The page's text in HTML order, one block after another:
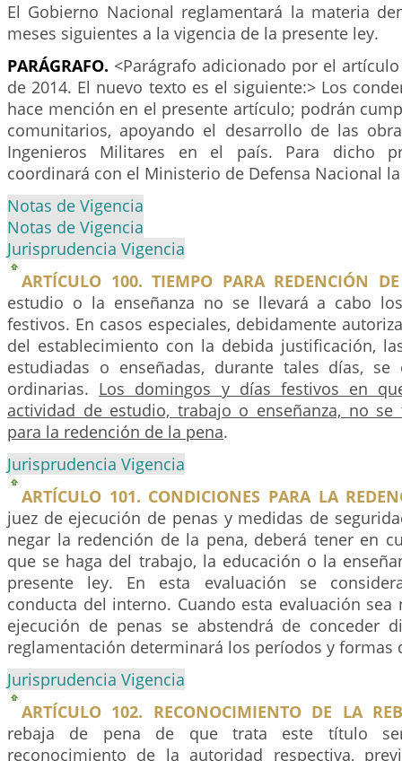
El Gobierno Nacional reglamentará la materia
meses siguientes a la vigencia de la presente ley.
PARÁGRAFO. <Parágrafo adicionado por el
de 2014. El nuevo texto es el siguiente:> Los
hace mención en el presente artículo; podrán
comunitarios, apoyando el desarrollo de las
Ingenieros Militares en el país. Para dicho
coordinará con el Ministerio de Defensa Nacional
Notas de Vigencia
Notas de Vigencia
Jurisprudencia Vigencia
ARTÍCULO 100. TIEMPO PARA REDENCIÓN
estudio o la enseñanza no se llevará a cabo
festivos. En casos especiales, debidamente
del establecimiento con la debida justificación,
estudiadas o enseñadas, durante tales días, se
ordinarias. Los domingos y días festivos en
actividad de estudio, trabajo o enseñanza, no
para la redención de la pena.
Jurisprudencia Vigencia
ARTÍCULO 101. CONDICIONES PARA LA
juez de ejecución de penas y medidas de
negar la redención de la pena, deberá tener en
que se haga del trabajo, la educación o la
presente ley. En esta evaluación se
conducta del interno. Cuando esta evaluación sea
ejecución de penas se abstendrá de conceder
reglamentación determinará los períodos y formas
Jurisprudencia Vigencia
ARTÍCULO 102. RECONOCIMIENTO DE LA
rebaja de pena de que trata este título
reconocimiento de la autoridad respectiva,